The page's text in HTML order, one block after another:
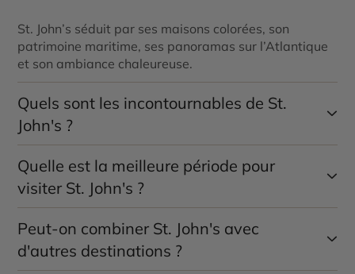
St. John’s séduit par ses maisons colorées, son
patrimoine maritime, ses panoramas sur l’Atlantique
et son ambiance chaleureuse.
Quels sont les incontournables de St.
John's ?
Jellybean Row, Signal Hill, Cape Spear, George Street,
le port historique et l’East Coast Trail figurent parmi
les sites incontournables.
Quelle est la meilleure période pour
visiter St. John's ?
De juin à septembre, les conditions sont idéales pour
profiter des randonnées, observer les baleines et
découvrir la ville. Les icebergs sont généralement
Peut-on combiner St. John's avec
d'autres destinations ?